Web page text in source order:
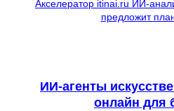
Акселератор itinai.ru ИИ-
предложит
ИИ-агенты
онлайн для